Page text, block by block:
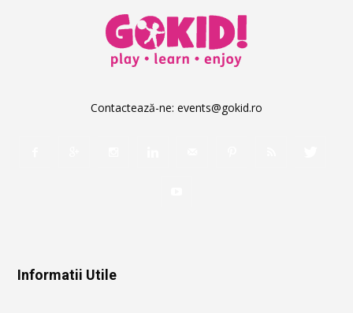
Contactează-ne: events@gokid.ro
Informatii Utile